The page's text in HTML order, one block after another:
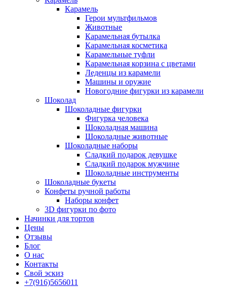
Карамель
Герои мультфильмов
Животные
Карамельная бутылка
Карамельная косметика
Карамельные туфли
Карамельная корзина с цветами
Леденцы из карамели
Машины и оружие
Новогодние фигурки из карамели
Шоколад
Шоколадные фигурки
Фигурка человека
Шоколадная машина
Шоколадные животные
Шоколадные наборы
Сладкий подарок девушке
Сладкий подарок мужчине
Шоколадные инструменты
Шоколадные букеты
Конфеты ручной работы
Наборы конфет
3D фигурки по фото
Начинки для тортов
Цены
Отзывы
Блог
О нас
Контакты
Свой эскиз
+7(916)5656011